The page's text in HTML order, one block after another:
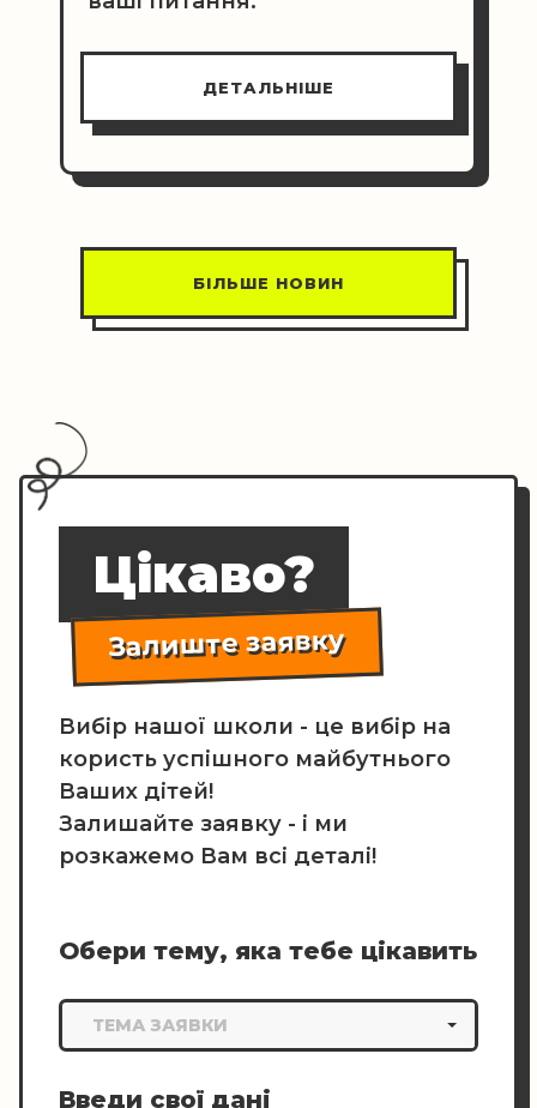
ДЕТАЛЬНІШЕ
БІЛЬШЕ НОВИН
Цікаво?
Залиште заявку
Вибір нашої школи - це вибір на
користь успішного майбутнього
Ваших дітей!
Залишайте заявку - і ми
розкажемо Вам всі деталі!
Обери тему, яка тебе цікавить
ТЕМА ЗАЯВКИ
Введи свої дані